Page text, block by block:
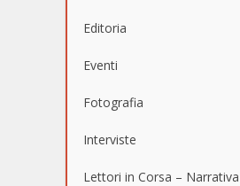
Editoria
Eventi
Fotografia
Interviste
Lettori in Corsa –